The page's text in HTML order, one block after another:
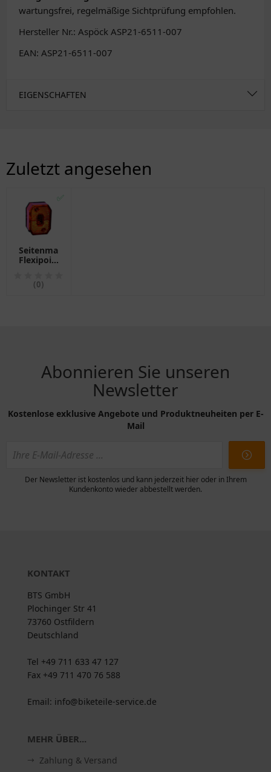
wartungsfrei, regelmäßige Sichtprüfung empfohlen.
Hersteller Nr.: Aspöck ASP21-6511-007
EAN: ASP21-6511-007
EIGENSCHAFTEN
Zuletzt angesehen
✅
Seitenmarkierungsleuchte
Flexipoint
Anhänger
(0)
Abonnieren Sie unseren
Newsletter
Kostenlose exklusive Angebote und Produktneuheiten per E-
Mail
Der Newsletter ist kostenlos und kann jederzeit hier oder in Ihrem
Kundenkonto wieder abbestellt werden.
KONTAKT
BTS GmbH
Plochinger Str 41
73760 Ostfildern
Deutschland
Tel +49 711 633 47 127
Fax +49 711 470 76 588
Email: info@biketeile-service.de
MEHR ÜBER...
Zahlung & Versand